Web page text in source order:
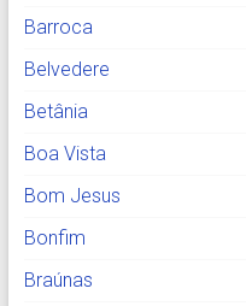
Barroca
Belvedere
Betânia
Boa Vista
Bom Jesus
Bonfim
Braúnas